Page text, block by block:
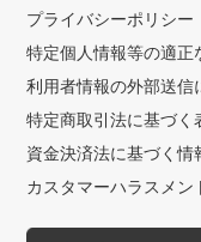
プライバシーポリシー
特定個人情報等の適
利用者情報の外部送信
特定商取引法に基づく
資金決済法に基づく情
カスタマーハラスメ